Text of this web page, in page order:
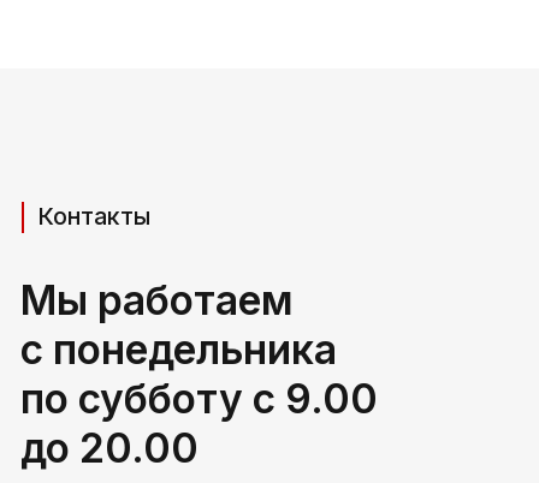
Адрес производства (самовывоз)
РБ, Брестская область,
г. Береза, ул Свердлова 165ж